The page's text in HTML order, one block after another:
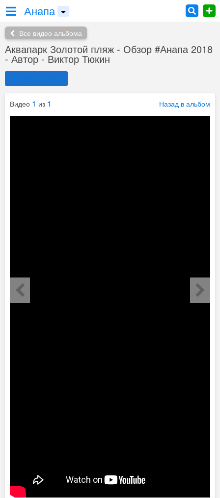
Анапа
Все видео альбома
Аквапарк Золотой пляж - Обзор #Анапа 2018
- Автор - Виктор Тюкин
Добавить видео
Видео 1 из 1 Назад в альбом